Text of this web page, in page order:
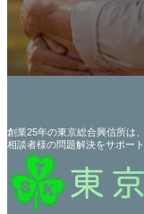
創業25年の東京総合興信所は
相談者様の問題解決をサポート